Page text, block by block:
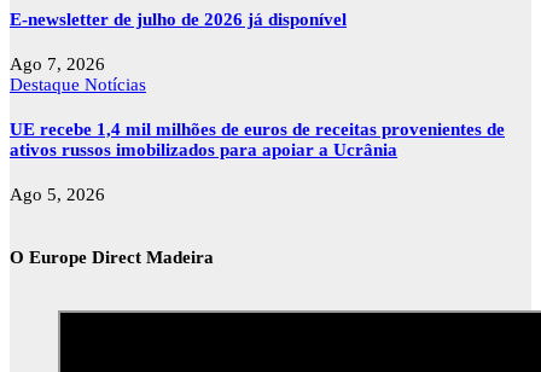
E-newsletter de julho de 2026 já disponível
Ago 7, 2026
Destaque Notícias
UE recebe 1,4 mil milhões de euros de receitas provenientes de
ativos russos imobilizados para apoiar a Ucrânia
Ago 5, 2026
O Europe Direct Madeira